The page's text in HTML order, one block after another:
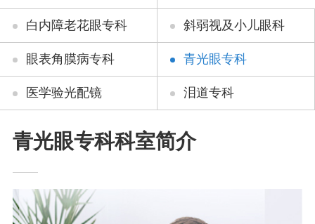
白内障老花眼专科 斜弱视及小儿眼科
眼表角膜病专科 青光眼专科
医学验光配镜 泪道专科
青光眼专科科室简介